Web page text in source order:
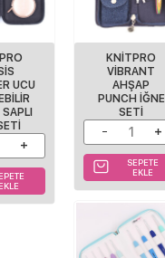
UCU
EKLE
KNITPRO
VIBRANT
AHŞAP
PUNCH İĞNE
SETI
SEPETE
EKLE